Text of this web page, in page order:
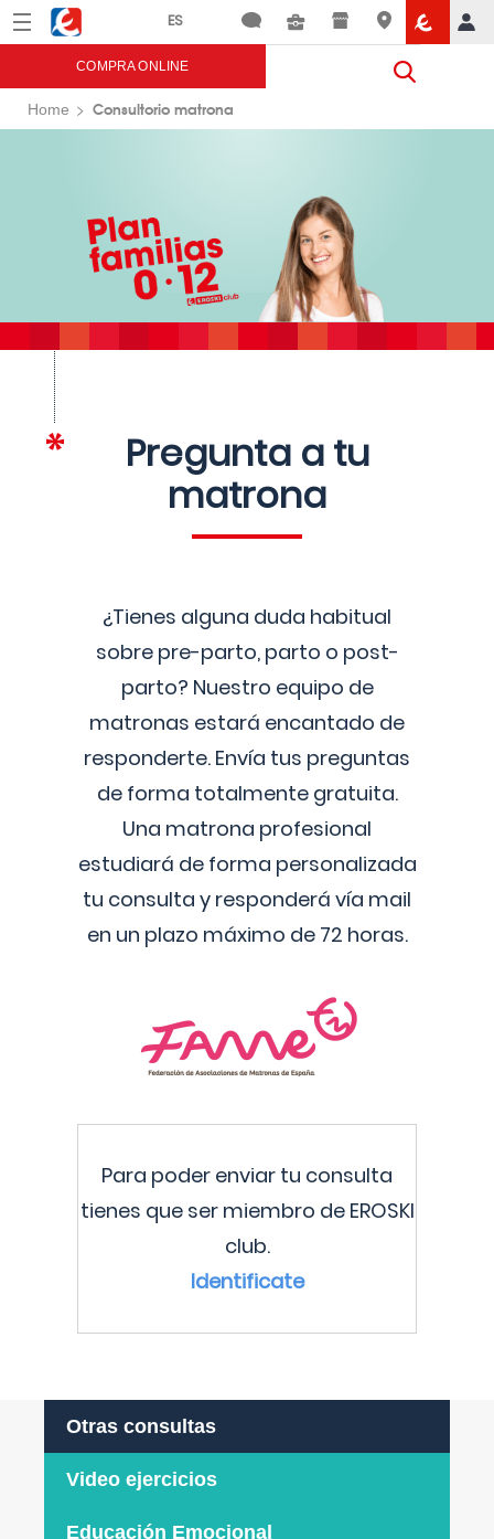
Menú Eroski
COMPRA ONLINE
Home Consultorio matrona
Pregunta a tu
matrona
¿Tienes alguna duda habitual
sobre pre-parto, parto o post-
parto? Nuestro equipo de
matronas estará encantado de
responderte. Envía tus preguntas
de forma totalmente gratuita.
Una matrona profesional
estudiará de forma personalizada
tu consulta y responderá vía mail
en un plazo máximo de 72 horas.
Para poder enviar tu consulta
tienes que ser miembro de EROSKI
club.
Identificate
Otras consultas
Video ejercicios
Educación Emocional